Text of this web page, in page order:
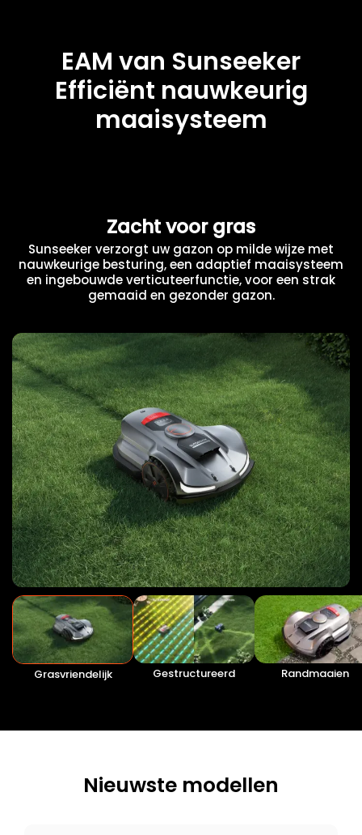
EAM van Sunseeker
Efficiënt nauwkeurig
maaisysteem
Zacht voor gras
Sunseeker verzorgt uw gazon op milde wijze met
nauwkeurige besturing, een adaptief maaisysteem
en ingebouwde verticuteerfunctie, voor een strak
gemaaid en gezonder gazon.
Grasvriendelijk Gestructureerd Randmaaien
Nieuwste modellen